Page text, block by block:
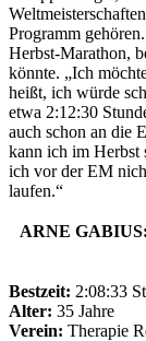
Programm
Herbst-Marathon,
könnte. „Ich
heißt, ich würde
etwa 2:12:30
auch schon an die
kann ich im Herbst
ich vor der EM
laufen.“
ARNE
Bestzeit: 2:08:33
Alter: 35 Jahre
Verein: Therapie